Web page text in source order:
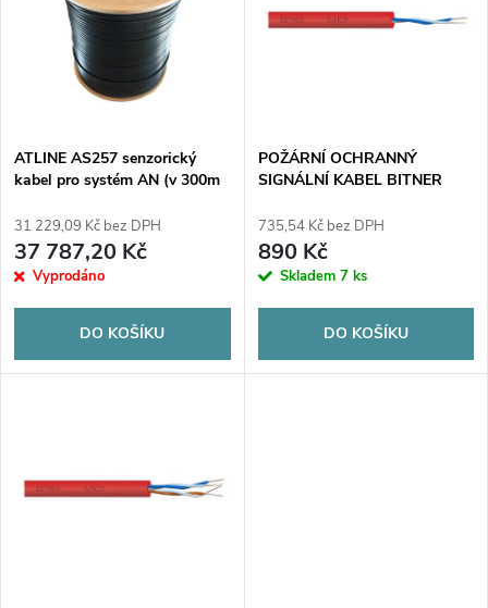
p
r
o
u
t
s
p
r
o
d
k
ATLINE AS257 senzorický
kabel pro systém AN (v 300m
31 229,09 Kč bez DPH
37 787,20 Kč
Vyprodáno
DO KOŠÍKU
POŽÁRNÍ OCHRANNÝ
SIGNÁLNÍ KABEL BITNER
735,54 Kč bez DPH
890 Kč
Skladem 7 ks
DO KOŠÍKU